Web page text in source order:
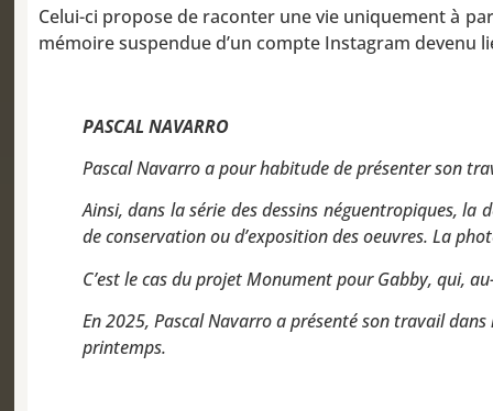
Celui-ci propose de raconter une vie uniquement à
mémoire suspendue d’un compte Instagram devenu
PASCAL NAVARRO
Pascal Navarro a pour habitude de présenter son
Ainsi, dans la série des dessins néguentropiques,
de conservation ou d’exposition des oeuvres. La
C’est le cas du projet Monument pour Gabby, qui,
En 2025, Pascal Navarro a présenté son travail
printemps.